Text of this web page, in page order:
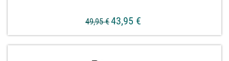
49,95 €43,95 €